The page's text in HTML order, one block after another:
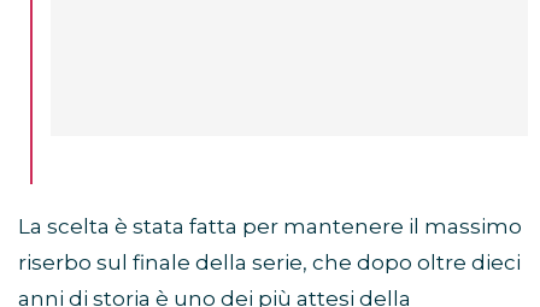
La scelta è stata fatta per mantenere il massimo
riserbo sul finale della serie, che dopo oltre dieci
anni di storia è uno dei più attesi della